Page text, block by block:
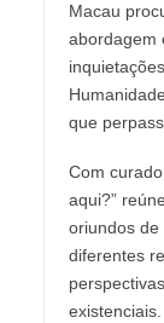
Macau
abordagem
que
Com
aqui?”
oriundos de
diferentes
existenciais.